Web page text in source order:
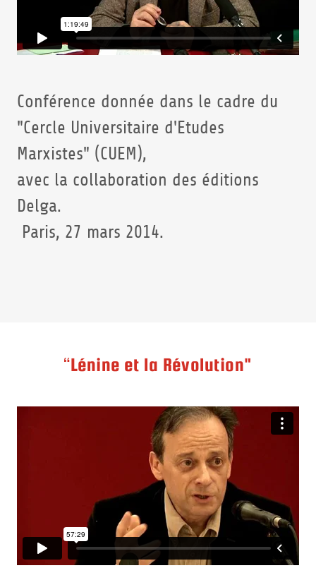
Conférence donnée dans le cadre du
"Cercle Universitaire d'Etudes
Marxistes" (CUEM),
avec la collaboration des éditions
Delga.
Paris, 27 mars 2014.
“Lénine et la Révolution"